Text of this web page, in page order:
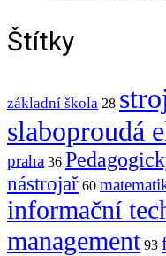
Štítky
základní škola 28
slaboproudá
praha 36
nástrojař 60
informační
management 93